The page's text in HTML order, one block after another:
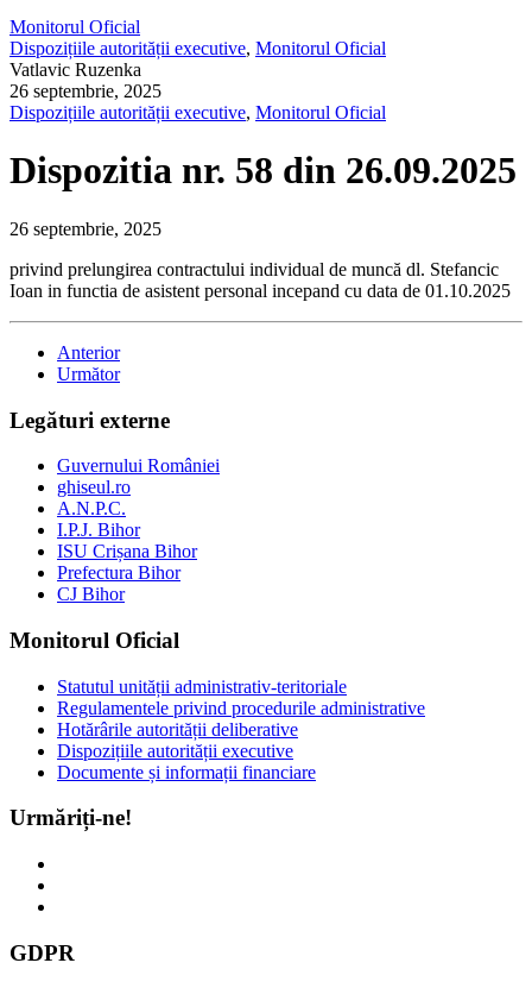
Monitorul Oficial
Dispozițiile autorității executive, Monitorul Oficial
Vatlavic Ruzenka
26 septembrie, 2025
Dispozițiile autorității executive, Monitorul Oficial
Dispozitia nr. 58 din 26.09.2025
26 septembrie, 2025
privind prelungirea contractului individual de muncă dl. Stefancic
Ioan in functia de asistent personal incepand cu data de 01.10.2025
Anterior
Următor
Legături externe
Guvernului României
ghiseul.ro
A.N.P.C.
I.P.J. Bihor
ISU Crișana Bihor
Prefectura Bihor
CJ Bihor
Monitorul Oficial
Statutul unității administrativ-teritoriale
Regulamentele privind procedurile administrative
Hotărârile autorității deliberative
Dispozițiile autorității executive
Documente și informații financiare
Urmăriți-ne!
GDPR